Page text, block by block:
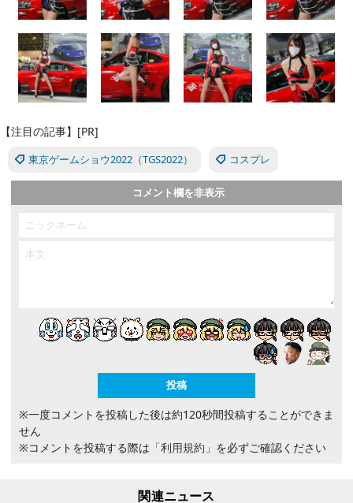
【注目の記事】[PR]
東京ゲームショウ2022（TGS2022） コスプレ
コメント欄を非表示
※一度コメントを投稿した後は約120秒間投稿することができま
せん
※コメントを投稿する際は 「利用規約」 を必ずご確認ください
関連ニュース